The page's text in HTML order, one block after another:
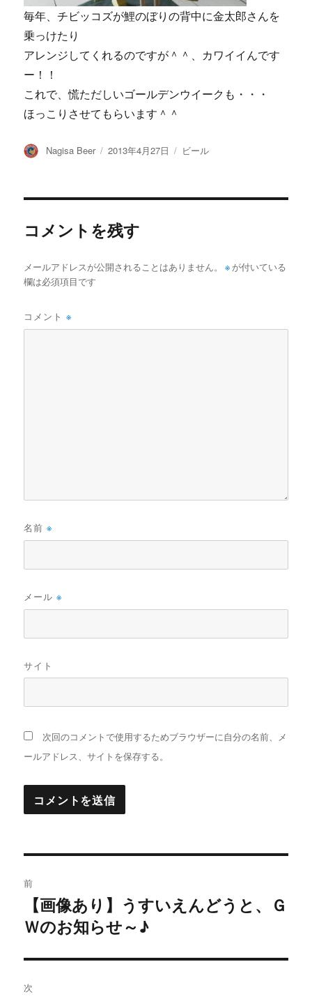
毎年、チビッコズが鯉のぼりの背中に金太郎さんを
乗っけたり
アレンジしてくれるのですが＾＾、カワイイんです
ー！！
これで、慌ただしいゴールデンウイークも・・・
ほっこりさせてもらいます＾＾
投
Nagisa Beer
投
2013年4月27日
カ
ビール
コメントを残す
メールアドレスが公開されることはありません。 ※ が付いている
欄は必須項目です
コメント※
名前※
メール※
サイト
次回のコメントで使用するためブラウザーに自分の名前、メ
ールアドレス、サイトを保存する。
稿
ナ
ビ
ゲ
前
去
投
稿:
【画像あり】うすいえんどうと、Ｇ
Ｗのお知らせ～♪
次